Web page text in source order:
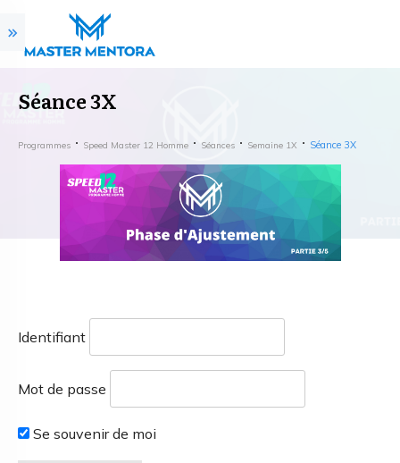
Séance 3X
Programmes Speed Master 12 Homme Séances Semaine 1X Séance 3X
Identifiant
Mot de passe
Se souvenir de moi